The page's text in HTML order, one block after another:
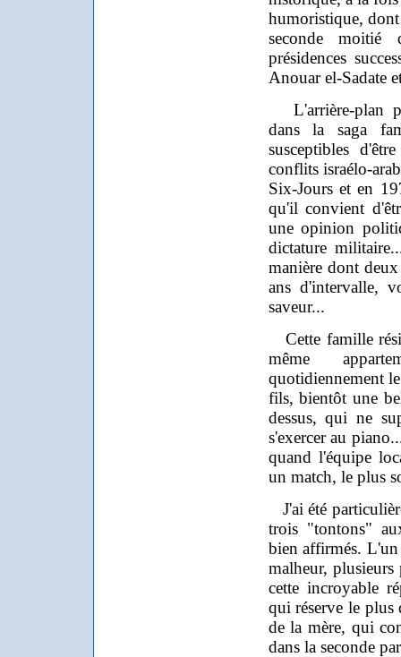
humoristique,
seconde moitié
présidences
Anouar el-Sadate
L'arrière-plan
dans la saga
susceptibles
conflits israélo-
Six-Jours et en
qu'il convient
une opinion
dictature
manière dont
ans d'intervalle,
saveur...
Cette famille
même
quotidiennement
fils, bientôt une
dessus, qui ne
s'exercer au
quand l'équipe
un match, le plus
J'ai été
trois "tontons"
bien affirmés.
malheur, plusieurs
cette incroyable
qui réserve le plus
de la mère, qui
dans la seconde